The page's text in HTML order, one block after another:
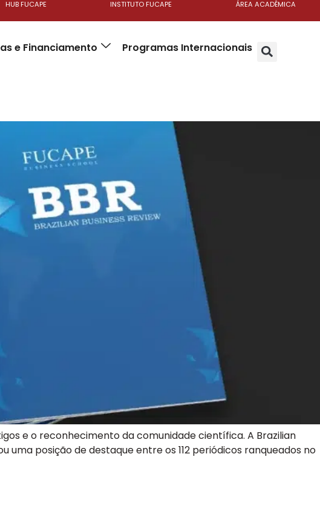
HUB FUCAPE INSTITUTO FUCAPE ÁREA ACADÊMICA
e Financiamento Programas Internacionais
e o reconhecimento da comunidade científica. A Brazilian
uma posição de destaque entre os 112 periódicos ranqueados no